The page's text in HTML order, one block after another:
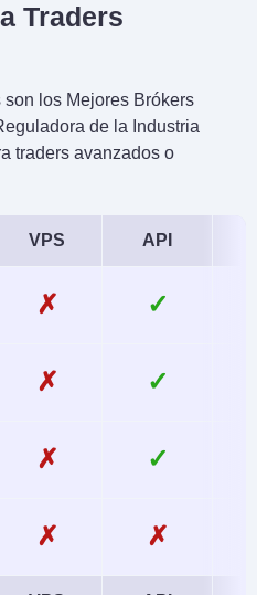
Traders
los Mejores Brókers
de la Industria
traders avanzados o
VPS API
✗ ✓
✗ ✓
✗ ✓
✗ ✗